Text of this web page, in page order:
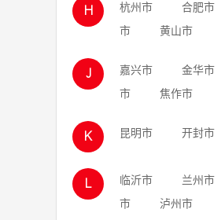
H 杭州市 合肥市
市
黄山市
J 嘉兴市 金华市
市
焦作市
K 昆明市 开封市
L 临沂市 兰州市
市
泸州市